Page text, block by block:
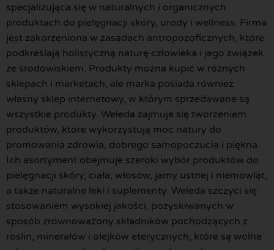
specjalizująca się w naturalnych i organicznych
produktach do pielęgnacji skóry, urody i wellness. Firma
jest zakorzeniona w zasadach antropozoficznych, które
podkreślają holistyczną naturę człowieka i jego związek
ze środowiskiem. Produkty można kupić w różnych
sklepach i marketach, ale marka posiada również
własny sklep internetowy, w którym sprzedawane są
wszystkie produkty. Weleda zajmuje się tworzeniem
produktów, które wykorzystują moc natury do
promowania zdrowia, dobrego samopoczucia i piękna.
Ich asortyment obejmuje szeroki wybór produktów do
pielęgnacji skóry, ciała, włosów, jamy ustnej i niemowląt,
a także naturalne leki i suplementy. Weleda szczyci się
stosowaniem wysokiej jakości, pozyskiwanych w
sposób zrównoważony składników pochodzących z
roślin, minerałów i olejków eterycznych, które są wolne